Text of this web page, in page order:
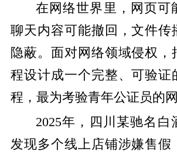
在网络世界里，网页可
聊天内容可能撤回，文件传
隐蔽。面对网络领域侵权，
程设计成一个完整、可验证
程，最为考验青年公证员的网
2025年，四川某驰名白
发现多个线上店铺涉嫌售假